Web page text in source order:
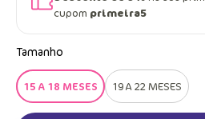
cupom primeira5
Tamanho
15 A 18 MESES 19 A 22 MESES